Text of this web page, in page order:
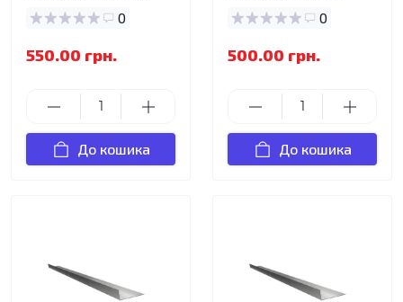
0
550.00 грн.
До кошика
0
500.00 грн.
До кошика